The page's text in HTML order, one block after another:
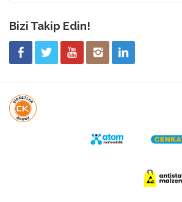
Bizi Takip Edin!